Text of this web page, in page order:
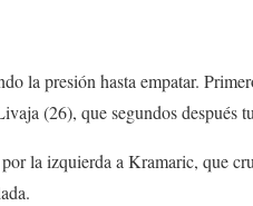
la presión hasta empatar.
(26), que segundos después
la izquierda a Kramaric, que